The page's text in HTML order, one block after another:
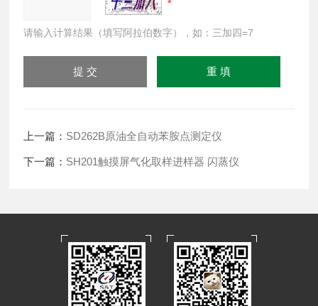
请输入计算结果（填写阿拉伯数字），如：三加四=7
上一篇： SD262B原油全自动苯胺点测定仪
下一篇： SH201触摸屏气化取样进样器 闪蒸仪